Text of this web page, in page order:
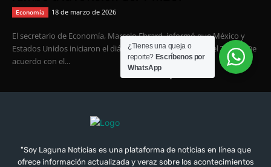
"Soy Laguna Noticias es una plataforma de noticias en línea que
ofrece información actualizada y veraz sobre los acontecimientos